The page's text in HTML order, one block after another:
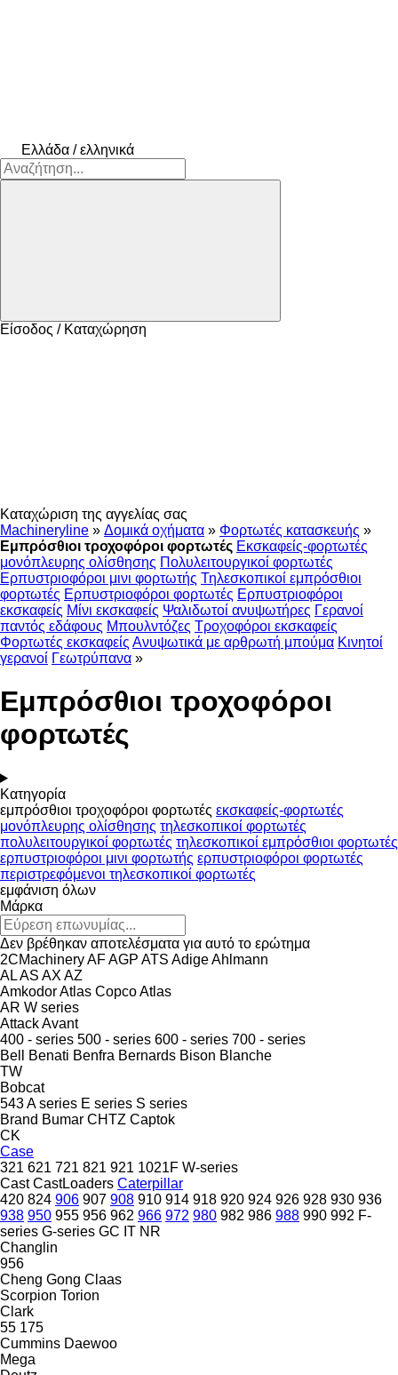
Ελλάδα / ελληνικά
Είσοδος / Καταχώρηση
Καταχώριση της αγγελίας σας
Machineryline » Δομικά οχήματα » Φορτωτές κατασκευής »
Εμπρόσθιοι τροχοφόροι φορτωτές Εκσκαφείς-φορτωτές
μονόπλευρης ολίσθησης Πολυλειτουργικοί φορτωτές
Ερπυστριοφόροι μινι φορτωτής Τηλεσκοπικοί εμπρόσθιοι
φορτωτές Ερπυστριοφόροι φορτωτές Ερπυστριοφόροι
εκσκαφείς Μίνι εκσκαφείς Ψαλιδωτοί ανυψωτήρες Γερανοί
παντός εδάφους Μπουλντόζες Τροχοφόροι εκσκαφείς
Φορτωτές εκσκαφείς Ανυψωτικά με αρθρωτή μπούμα Κινητοί
γερανοί Γεωτρύπανα »
Εμπρόσθιοι τροχοφόροι
φορτωτές
Κατηγορία
εμπρόσθιοι τροχοφόροι φορτωτές εκσκαφείς-φορτωτές
μονόπλευρης ολίσθησης τηλεσκοπικοί φορτωτές
πολυλειτουργικοί φορτωτές τηλεσκοπικοί εμπρόσθιοι φορτωτές
ερπυστριοφόροι μινι φορτωτής ερπυστριοφόροι φορτωτές
περιστρεφόμενοι τηλεσκοπικοί φορτωτές
εμφάνιση όλων
Μάρκα
Δεν βρέθηκαν αποτελέσματα για αυτό το ερώτημα
2CMachineryAFAGP ATS AdigeAhlmann
ALAS AX AZ
AmkodorAtlas CopcoAtlas
AR W series
AttackAvant
400 - series 500 - series 600 - series 700 - series
Bell
Benati Benfra Bernards Bison Blanche
TW
Bobcat
543A series E series S series
Brand Bumar CHTZ Captok
CK
Case
321 621 721 821 921 1021F W-series
Cast CastLoaders Caterpillar
420 824 906 907 908 910 914 918 920 924 926 928 930 936
938 950 955 956 962 966 972 980 982 986 988 990 992 F-
series G-series GC IT NR
Changlin
956
Cheng Gong Claas
Scorpion Torion
Clark
55 175
Cummins Daewoo
Mega